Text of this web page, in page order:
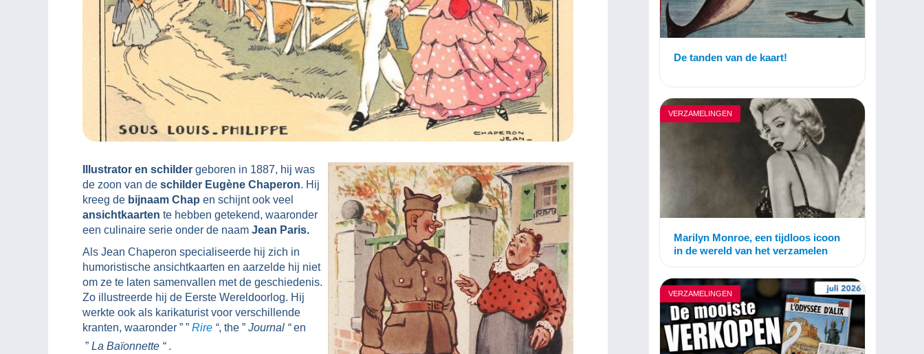
Illustrator en schilder geboren in 1887, hij was
de zoon van de schilder Eugène Chaperon. Hij
kreeg de bijnaam Chap en schijnt ook veel
ansichtkaarten te hebben getekend, waaronder
een culinaire serie onder de naam Jean Paris.
Als Jean Chaperon specialiseerde hij zich in
humoristische ansichtkaarten en aarzelde hij niet
om ze te laten samenvallen met de geschiedenis.
Zo illustreerde hij de Eerste Wereldoorlog. Hij
werkte ook als karikaturist voor verschillende
kranten, waaronder ” ” Rire “, the ” Journal “en
” La Baïonnette “ .
De tanden van de kaart!
VERZAMELINGEN
Marilyn Monroe, een tijdloos icoon
in de wereld van het verzamelen
VERZAMELINGEN